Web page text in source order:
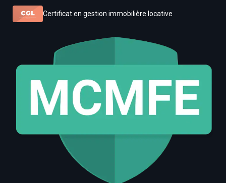
Certificat en gestion immobilière locative